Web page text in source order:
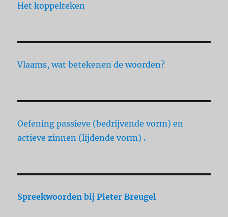
Het koppelteken
Vlaams, wat betekenen de woorden?
Oefening passieve (bedrijvende vorm) en
actieve zinnen (lijdende vorm) .
Spreekwoorden bij Pieter Breugel